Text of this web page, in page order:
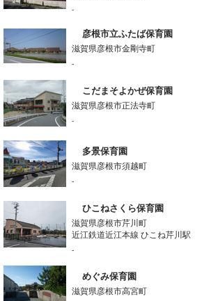
-
彦根市立ふたば保育園
滋賀県彦根市金剛寺町
-
こだまそよかぜ保育園
滋賀県彦根市正法寺町
-
多景保育園
滋賀県彦根市須越町
-
ひこねさくら保育園
滋賀県彦根市芹川町
近江鉄道近江本線 ひこね芹川駅
-
めぐみ保育園
滋賀県彦根市高宮町